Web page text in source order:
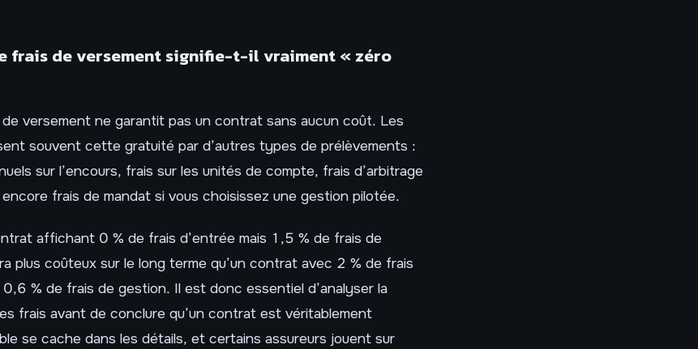
frais de versement signifie-t-il vraiment « zéro
de versement ne garantit pas un contrat sans aucun coût. Les
souvent cette gratuité par d’autres types de prélèvements :
sur l’encours, frais sur les unités de compte, frais d’arbitrage
frais de mandat si vous choisissez une gestion pilotée.
affichant 0 % de frais d’entrée mais 1,5 % de frais de
plus coûteux sur le long terme qu’un contrat avec 2 % de frais
% de frais de gestion. Il est donc essentiel d’analyser la
frais avant de conclure qu’un contrat est véritablement
se cache dans les détails, et certains assureurs jouent sur